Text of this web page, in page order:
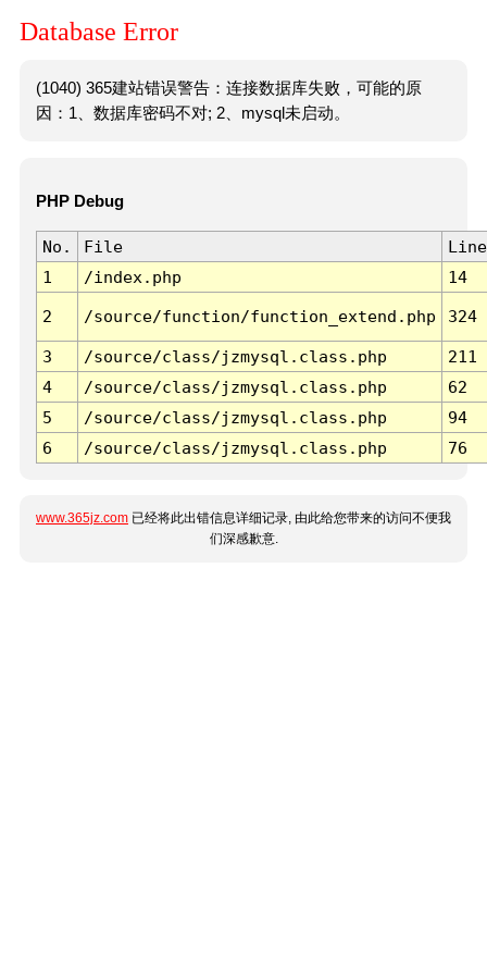
Database Error
(1040) 365建站错误警告：连接数据库失败，可能的原
因：1、数据库密码不对; 2、mysql未启动。
PHP Debug
No. File
Line
1
/index.php 14
2 /source/function/function_extend.php 324
3 /source/class/jzmysql.class.php
211
4
/source/class/jzmysql.class.php
62
5
/source/class/jzmysql.class.php
94
6
/source/class/jzmysql.class.php 76
www.365jz.com 已经将此出错信息详细记录, 由此给您带来的访问不便我
们深感歉意.